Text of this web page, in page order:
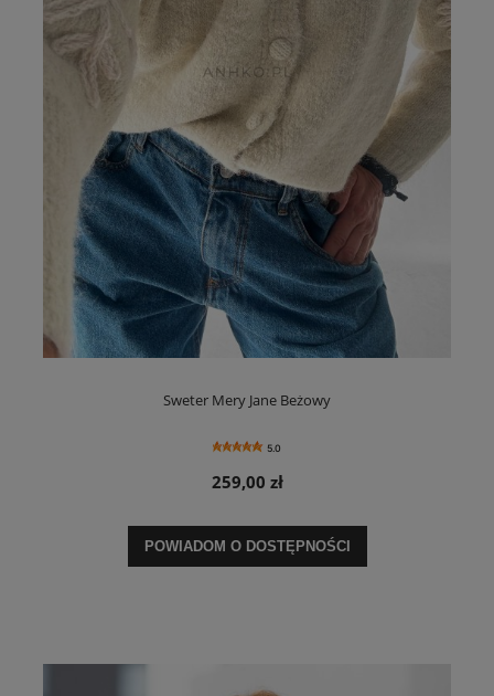
Sweter Mery Jane Beżowy
5.0
259,00 zł
POWIADOM O DOSTĘPNOŚCI